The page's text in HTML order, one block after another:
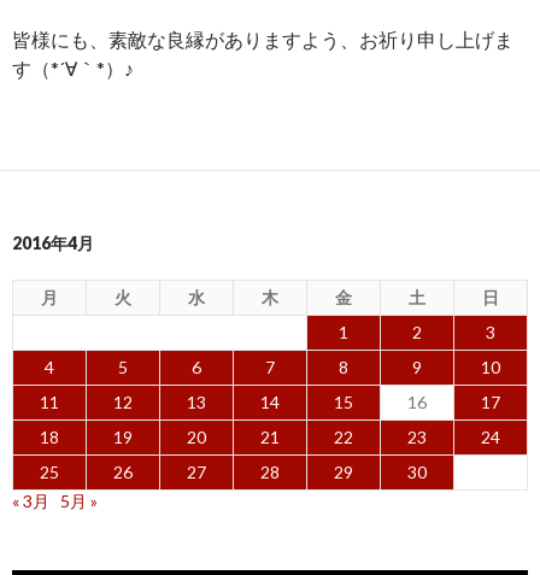
皆様にも、素敵な良縁がありますよう、お祈り申し上げま
す（*´∀｀*）♪
2016年4月
月 火 水 木 金 土
日
1
2
3
4
5 6 7 8 9
10
11
12 13 14 15 16
17
18
19 20 21 22 23
24
25
26 27 28 29
30
« 3月
5月 »